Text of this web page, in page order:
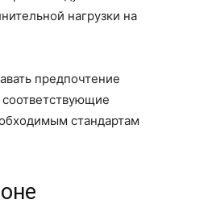
нагрузки на
предпочтение
стандартам